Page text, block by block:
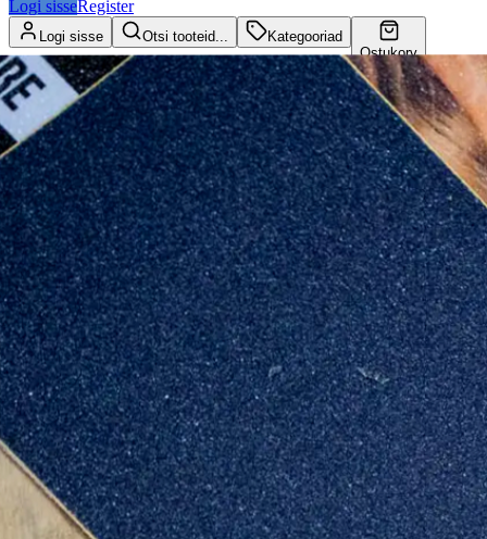
Logi sisseRegister
Logi sisse Otsi tooteid...
Kategooriad
Ostukorv
Kliendikaart